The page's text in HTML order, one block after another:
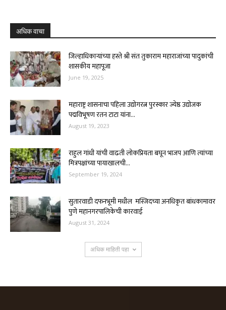
अधिक वाचा
जिल्हाधिकाऱ्यांच्या हस्ते श्री संत तुकाराम महाराजांच्या पादुकांची
शासकीय महापूजा
June 19, 2025
महाराष्ट्र शासनाचा पहिला उद्योगरत्न पुरस्कार ज्येष्ठ उद्योजक
पद्मविभूषण रतन टाटा यांना...
August 19, 2023
राहुल गांधी यांची वाढती लोकप्रियता बघून भाजप आणि त्यांच्या
मित्रपक्षांच्या पायाखालची...
September 19, 2024
सुतारवाडी दफनभूमी मधील मस्जिदच्या अनधिकृत बांधकामावर
पुणे महानगरपालिकेची कारवाई
August 31, 2024
अधिक माहिती पहा